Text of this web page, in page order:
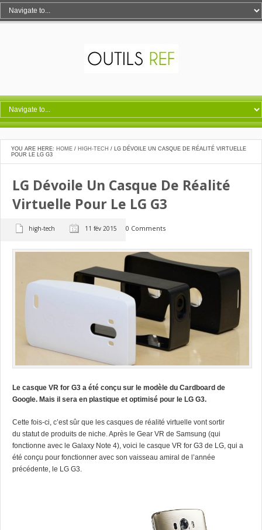
YOU ARE HERE: HOME / HIGH-TECH / LG DÉVOILE UN CASQUE DE RÉALITÉ VIRTUELLE
POUR LE LG G3
LG Dévoile Un Casque De Réalité
Virtuelle Pour Le LG G3
high-tech 11 fév 2015 0 Comments
Le casque VR for G3 a été conçu sur le modèle du Cardboard de
Google. Mais il sera en plastique et optimisé pour le LG G3.
Cette fois-ci, c’est sûr que les casques de réalité virtuelle vont sortir
du statut de produits de niche. Après le Gear VR de Samsung (qui
fonctionne avec le Galaxy Note 4), voici le casque VR for G3 de LG, qui a
été conçu pour fonctionner avec son vaisseau amiral de l’année
précédente, le LG G3.